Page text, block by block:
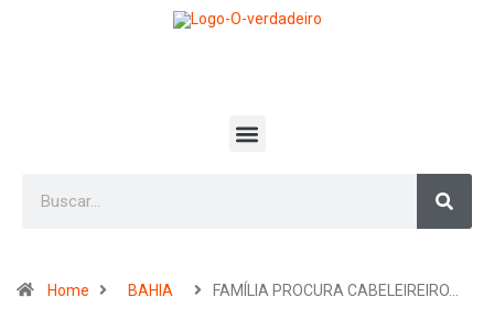
Home BAHIA FAMÍLIA PROCURA CABELEIREIRO…